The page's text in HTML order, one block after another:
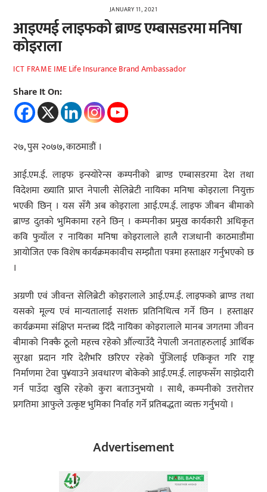
JANUARY 11, 2021
आइएमई लाइफको ब्राण्ड एम्बासडरमा मनिषा
कोइराला
ICT FRAME IME Life Insurance Brand Ambassador
Share It On:
२७, पुस २०७७, काठमाडौं ।
आई.एम.ई. लाइफ इन्स्योरेन्स कम्पनीको ब्राण्ड एम्बासडरमा देश तथा
विदेशमा ख्याति प्राप्त नेपाली सेलिब्रेटी नायिका मनिषा कोइराला नियुक्त
भएकी छिन् । यस सँगै अब कोइराला आई.एम.ई. लाइफ जीबन बीमाको
ब्राण्ड दुतको भुमिकामा रहने छिन् । कम्पनीका प्रमुख कार्यकारी अधिकृत
कवि फुयाँल र नायिका मनिषा कोइरालाले हालै राजधानी काठमाडौंमा
आयोजित एक विशेष कार्यक्रमकावीच सम्झौता पत्रमा हस्ताक्षर गर्नुभएको छ
।
अग्रणी एवं जीवन्त सेलिब्रेटी कोइरालाले आई.एम.ई. लाइफको ब्राण्ड तथा
यसको मूल्य एवं मान्यतालाई सशक्त प्रतिनिधित्व गर्ने छिन । हस्ताक्षर
कार्यक्रममा संक्षिप्त मन्तब्य दिँदै नायिका कोइरालाले मानब जगतमा जीवन
बीमाको निक्कै ठूलो महत्त्व रहेको औंल्याउँदै नेपाली जनताहरुलाई आर्थिक
सुरक्षा प्रदान गरि देशैभरि छरिएर रहेको पुँजिलाई एकिकृत गरि राष्ट्र
निर्माणमा टेवा पु¥याउने अवधारण बोकेको आई.एम.ई. लाइफसँग साझेदारी
गर्न पाउँदा खुसि रहेको कुरा बताउनुभयो । साथै, कम्पनीको उत्तरोत्तर
प्रगतिमा आफुले उत्कृष्ट भुमिका निर्वाह गर्ने प्रतिबद्धता व्यक्त गर्नुभयो ।
Advertisement